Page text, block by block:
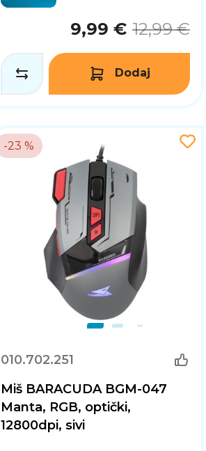
9,99 € 12,99 €
Dodaj
-23 %
010.702.251
Miš BARACUDA BGM-047
Manta, RGB, optički,
12800dpi, sivi